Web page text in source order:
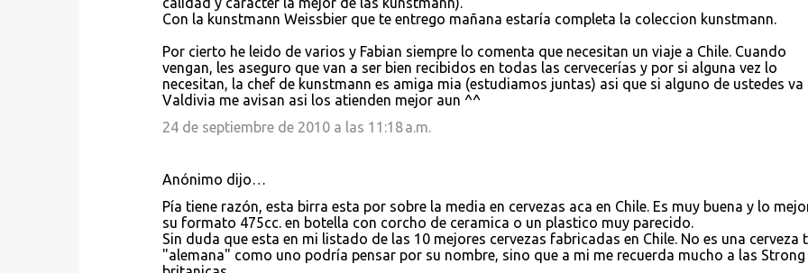
Con la kunstmann Weissbier que te entrego mañana estaría completa la coleccion kunstmann.
Por cierto he leido de varios y Fabian siempre lo comenta que necesitan un viaje a Chile. Cuando
vengan, les aseguro que van a ser bien recibidos en todas las cervecerías y por si alguna vez lo
necesitan, la chef de kunstmann es amiga mia (estudiamos juntas) asi que si alguno de ustedes va
Valdivia me avisan asi los atienden mejor aun ^^
24 de septiembre de 2010 a las 11:18 a.m.
Anónimo dijo…
Pía tiene razón, esta birra esta por sobre la media en cervezas aca en Chile. Es muy buena y lo
su formato 475cc. en botella con corcho de ceramica o un plastico muy parecido.
Sin duda que esta en mi listado de las 10 mejores cervezas fabricadas en Chile. No es una cerveza
"alemana" como uno podría pensar por su nombre, sino que a mi me recuerda mucho a las Strong